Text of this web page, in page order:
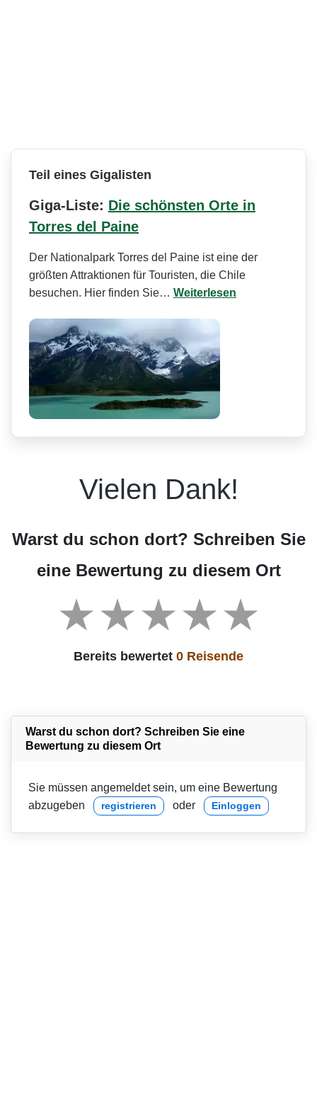
Teil eines Gigalisten
Giga-Liste: Die schönsten Orte in
Torres del Paine
Der Nationalpark Torres del Paine ist eine der
größten Attraktionen für Touristen, die Chile
besuchen. Hier finden Sie… Weiterlesen
Vielen Dank!
Warst du schon dort? Schreiben Sie
eine Bewertung zu diesem Ort
Bereits bewertet 0 Reisende
Warst du schon dort? Schreiben Sie eine
Bewertung zu diesem Ort
Sie müssen angemeldet sein, um eine Bewertung
abzugeben
registrieren oder Einloggen